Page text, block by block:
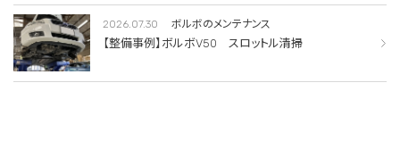
2026.07.30 ボルボのメンテナンス
【整備事例】ボルボV50 スロットル清掃